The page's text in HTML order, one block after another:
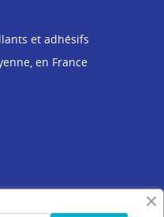
et adhésifs
en France